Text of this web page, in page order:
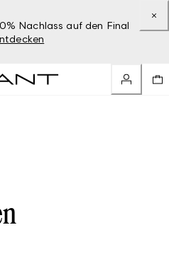
Nachlass auf den Final